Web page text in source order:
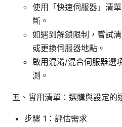
使用「快速伺服器」清
斷。
如遇到解鎖限制，嘗試
或更換伺服器地點。
啟用混淆/混合伺服器選
測。
五、實用清單：選購與設定的
步驟 1：評估需求